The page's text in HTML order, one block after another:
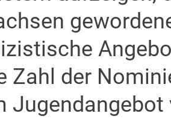
Zahl der
Jugendangebot